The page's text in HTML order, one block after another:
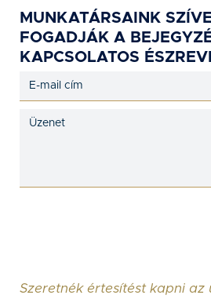
MUNKATÁRSAINK
FOGADJÁK A
KAPCSOLATOS
Szeretnék értesítést kapni az